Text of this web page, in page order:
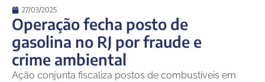
27/03/2025
Operação fecha posto de
gasolina no RJ por fraude e
crime ambiental
Ação conjunta fiscaliza postos de combustíveis em